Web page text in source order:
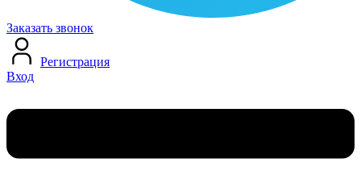
Заказать звонок
Вход
Регистрация